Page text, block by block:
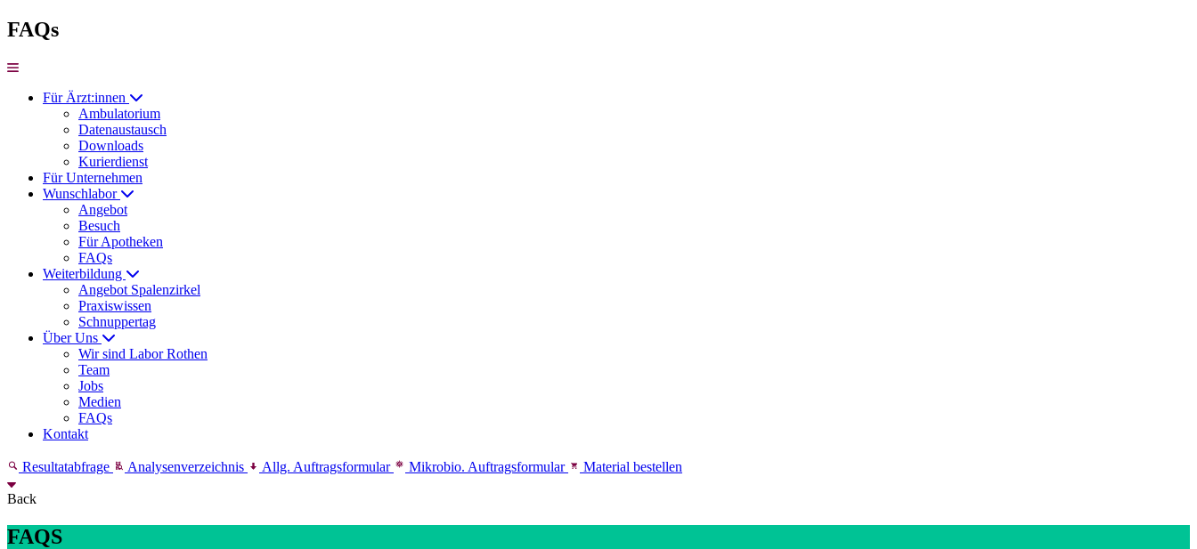
FAQs
Für Ärzt:innen
Ambulatorium
Datenaustausch
Downloads
Kurierdienst
Für Unternehmen
Wunschlabor
Angebot
Besuch
Für Apotheken
FAQs
Weiterbildung
Angebot Spalenzirkel
Praxiswissen
Schnuppertag
Über Uns
Wir sind Labor Rothen
Team
Jobs
Medien
FAQs
Kontakt
Resultatabfrage Analysenverzeichnis Allg. Auftragsformular Mikrobio. Auftragsformular Material bestellen
Back
FAQS